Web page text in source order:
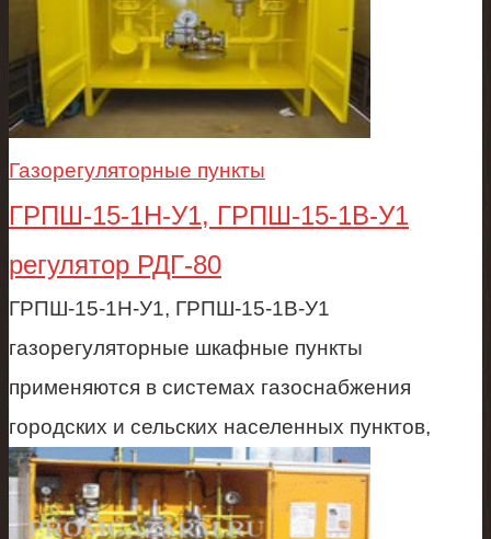
Газорегуляторные пункты
ГРПШ-15-1Н-У1, ГРПШ-15-1В-У1
регулятор РДГ-80
ГРПШ-15-1Н-У1, ГРПШ-15-1В-У1
газорегуляторные шкафные пункты
применяются в системах газоснабжения
городских и сельских населенных пунктов,